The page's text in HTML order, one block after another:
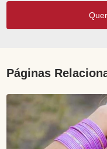
Páginas